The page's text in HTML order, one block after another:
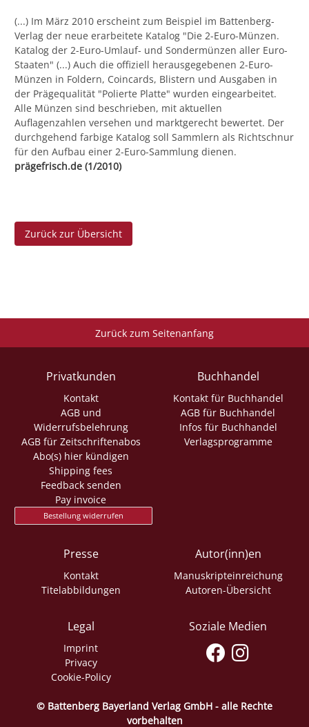
(...) Im März 2010 erscheint zum Beispiel im Battenberg-
Verlag der neue erarbeitete Katalog "Die 2-Euro-Münzen.
Katalog der 2-Euro-Umlauf- und Sondermünzen aller Euro-
Staaten" (...) Auch die offiziell herausgegebenen 2-Euro-
Münzen in Foldern, Coincards, Blistern und Ausgaben in
der Prägequalität "Polierte Platte" wurden eingearbeitet.
Alle Münzen sind beschrieben, mit aktuellen
Auflagenzahlen versehen und marktgerecht bewertet. Der
durchgehend farbige Katalog soll Sammlern als Richtschnur
für den Aufbau einer 2-Euro-Sammlung dienen.
prägefrisch.de (1/2010)
Zurück zur Übersicht
Zurück zum Seitenanfang
Privatkunden
Kontakt
AGB und
Widerrufsbelehrung
AGB für Zeitschriftenabos
Abo(s) hier kündigen
Shipping fees
Feedback senden
Pay invoice
Bestellung widerrufen
Buchhandel
Kontakt für Buchhandel
AGB für Buchhandel
Infos für Buchhandel
Verlagsprogramme
Presse
Kontakt
Titelabbildungen
Autor(inn)en
Manuskripteinreichung
Autoren-Übersicht
Legal
Imprint
Privacy
Cookie-Policy
Soziale Medien
© Battenberg Bayerland Verlag GmbH - alle Rechte
vorbehalten